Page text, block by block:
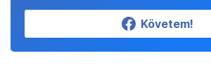
Követem!